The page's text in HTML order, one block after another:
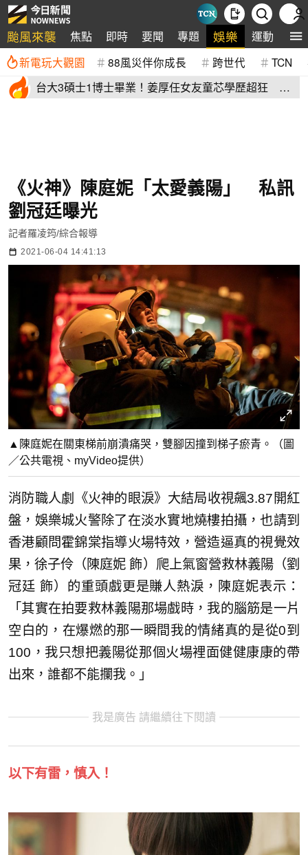
颱風來襲 焦點 即時 要聞 專題 娛樂 運動 全
新電玩大觀園 88風災伴你成長 跨世代 TCN
台大3碩士1博士畢業！姜厚任女友童芯學歷超狂 他
《火神》陳庭妮「太愛義陽」 私訊
劉冠廷曝光
記者羅凌筠/綜合報導
2021-06-04 14:41:13
▲陳庭妮在關東梯前崩潰痛哭，雙腳因撞到梯子瘀青。（圖
／公共電視、myVideo提供）
消防職人劇《火神的眼淚》大結局收視飆3.87開紅
盤，娛樂城火警除了在淡水實地燒樓拍攝，也請到
香港顧問霍錦棠指導火場特效，營造逼真的視覺效
果，徐子伶（陳庭妮 飾）爬上氣窗營救林義陽（劉
冠廷 飾）的重頭戲更是賺人熱淚，陳庭妮表示：
「其實在拍要救林義陽那場戲時，我的腦筋是一片
空白的，在爆燃的那一瞬間我的情緒真的是從0到
100，我只想把義陽從那個火場裡面健健康康的帶
出來，誰都不能攔我。」
我是廣告 請繼續往下閱讀
以下有雷，慎入！